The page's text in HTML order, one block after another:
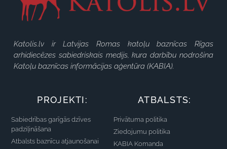
Katolis.lv ir Latvijas Romas katoļu baznīcas Rīgas
arhidiecēzes sabiedriskais medijs, kura darbību nodrošina
Katoļu baznīcas informācijas aģentūra (KABIA).
PROJEKTI:
Sabiedrības garīgās dzīves
padziļināšana
Atbalsts baznīcu atjaunošanai
ATBALSTS:
Privātuma politika
Ziedojumu politika
KABIA Komanda